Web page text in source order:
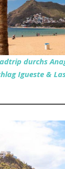
durchs
Igueste &